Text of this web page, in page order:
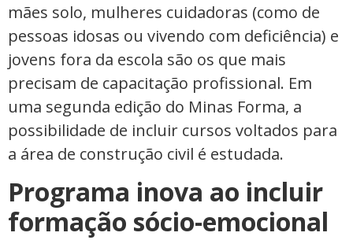
mães solo, mulheres cuidadoras (como de
pessoas idosas ou vivendo com deficiência) e
jovens fora da escola são os que mais
precisam de capacitação profissional. Em
uma segunda edição do Minas Forma, a
possibilidade de incluir cursos voltados para
a área de construção civil é estudada.
Programa inova ao incluir
formação sócio-emocional